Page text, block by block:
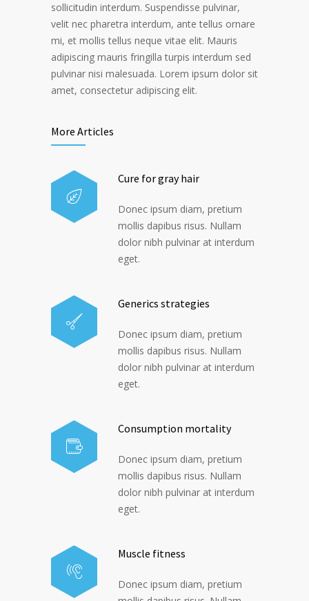
sollicitudin interdum. Suspendisse pulvinar,
velit nec pharetra interdum, ante tellus ornare
mi, et mollis tellus neque vitae elit. Mauris
adipiscing mauris fringilla turpis interdum sed
pulvinar nisi malesuada. Lorem ipsum dolor sit
amet, consectetur adipiscing elit.
More Articles
Cure for gray hair
Donec ipsum diam, pretium
mollis dapibus risus. Nullam
dolor nibh pulvinar at interdum
eget.
Generics strategies
Donec ipsum diam, pretium
mollis dapibus risus. Nullam
dolor nibh pulvinar at interdum
eget.
Consumption mortality
Donec ipsum diam, pretium
mollis dapibus risus. Nullam
dolor nibh pulvinar at interdum
eget.
Muscle fitness
Donec ipsum diam, pretium